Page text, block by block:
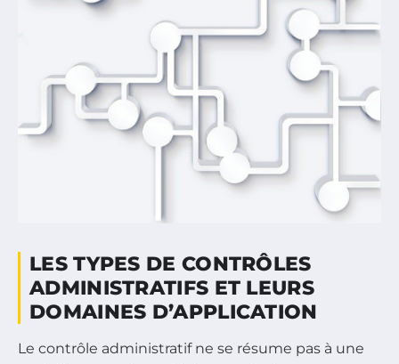
LES TYPES DE CONTRÔLES
ADMINISTRATIFS ET LEURS
DOMAINES D’APPLICATION
Le contrôle administratif ne se résume pas à une